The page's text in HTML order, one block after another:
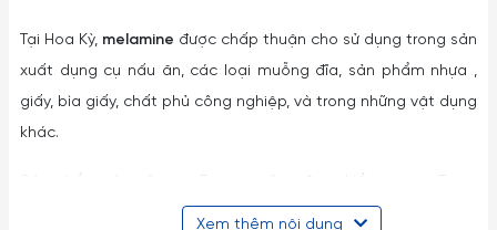
Tại Hoa Kỳ, melamine được chấp thuận cho sử dụng trong sản
xuất dụng cụ nấu ăn, các loại muỗng đĩa, sản phẩm nhựa ,
giấy, bìa giấy, chất phủ công nghiệp, và trong những vật dụng
khác.
tâm SGS theo tiêu chuẩn FDA và được kiểm tra tại Trung
Xem thêm nội dung